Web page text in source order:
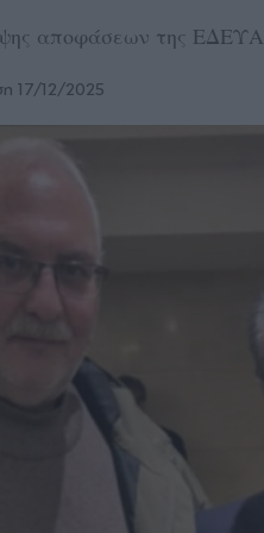
αποφάσεων της ΕΔΕΥΑ
17/12/2025